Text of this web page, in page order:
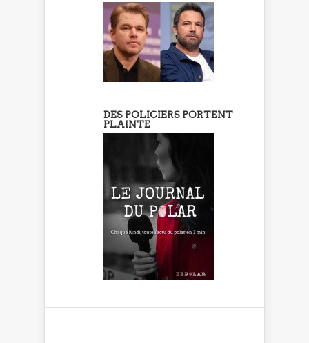
DES POLICIERS PORTENT
PLAINTE